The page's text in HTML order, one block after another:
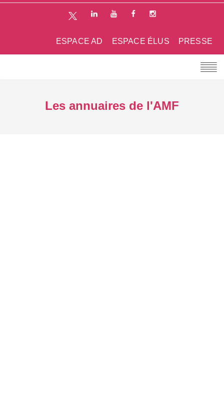
PRESSE
ESPACE ÉLUS
ESPACE AD
Les annuaires de l'AMF